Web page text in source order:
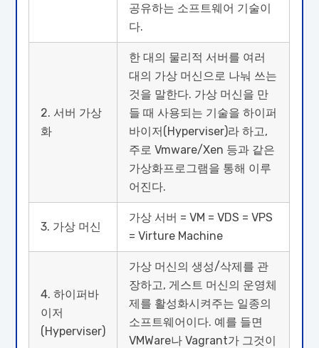
공유하는 소프트웨어 기술이
다.
2. 서버 가상
화
한 대의 물리적 서버를 여러
대의 가상 머신으로 나눠 쓰는
것을 말한다. 가상 머신을 만
들 때 사용되는 기술을 하이퍼
바이저(Hyperviser)라 하고,
주로 Vmware/Xen 등과 같은
가상화프로그램을 통해 이루
어진다.
3. 가상 머신
가상 서버 = VM = VDS = VPS
= Virture Machine
4. 하이퍼바
이저
(Hyperviser)
가상 머신의 생성/삭제를 관
장하고, 게스트 머신의 운영체
제를 활성화시켜주는 일종의
소프트웨어이다. 예를 들면
VMWare나 Vagrant가 그것이